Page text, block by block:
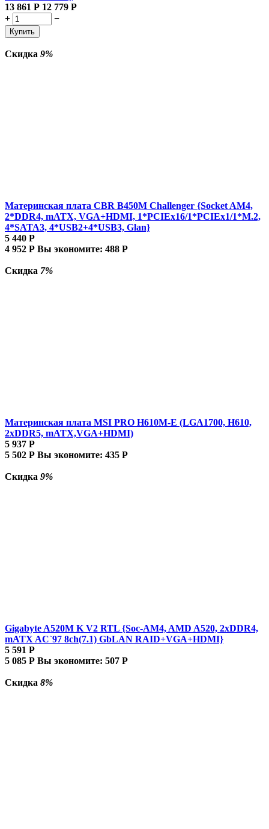
13 861 Р 12 779 Р
+
−
Купить
Скидка 9%
Материнская плата CBR B450M Challenger {Socket AM4,
2*DDR4, mATX, VGA+HDMI, 1*PCIEx16/1*PCIEx1/1*M.2,
4*SATA3, 4*USB2+4*USB3, Glan}
5 440 Р
4 952 Р Вы экономите: 488 Р
Скидка 7%
Материнская плата MSI PRO H610M-E (LGA1700, H610,
2xDDR5, mATX,VGA+HDMI)
5 937 Р
5 502 Р Вы экономите: 435 Р
Скидка 9%
Gigabyte A520M K V2 RTL {Soc-AM4, AMD A520, 2xDDR4,
mATX AC`97 8ch(7.1) GbLAN RAID+VGA+HDMI}
5 591 Р
5 085 Р Вы экономите: 507 Р
Скидка 8%